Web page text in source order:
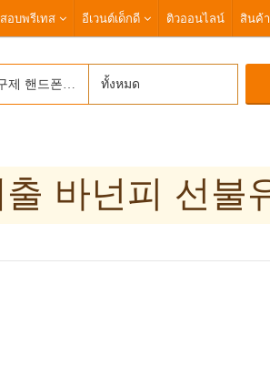
สอบพรีเทส อีเวนต์เด็กดี ติวออนไลน์ สินค้า
ทั้งหมด